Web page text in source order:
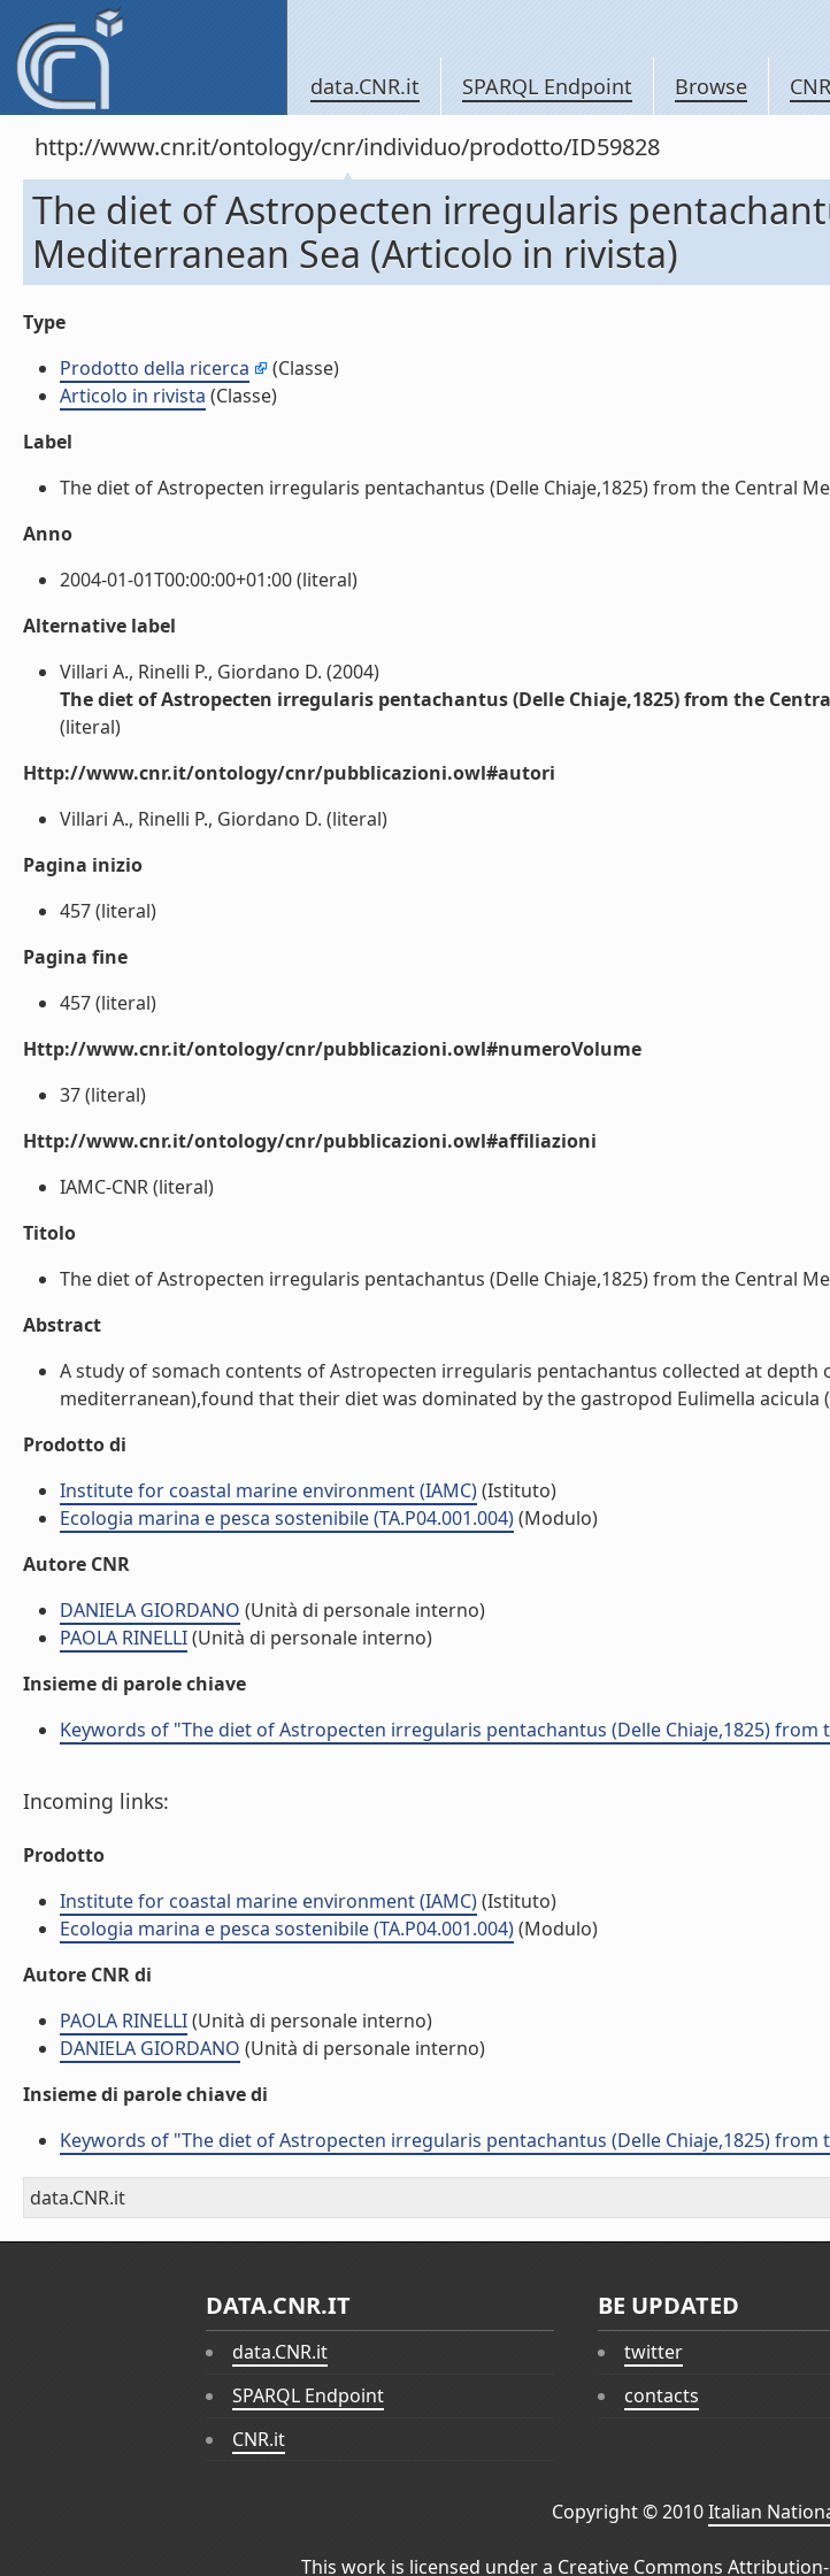
data.CNR.it SPARQL Endpoint Browse
http://www.cnr.it/ontology/cnr/individuo/prodotto/ID59828
The diet of Astropecten irregularis
Mediterranean Sea (Articolo in rivista)
Type
Prodotto della ricerca
(Classe)
Articolo in rivista (Classe)
Label
The diet of Astropecten irregularis pentachantus (Delle Chiaje,1825) from the Central
Anno
2004-01-01T00:00:00+01:00 (literal)
Alternative label
Villari A., Rinelli P., Giordano D. (2004)
The diet of Astropecten irregularis pentachantus (Delle Chiaje,1825) from the
(literal)
Http://www.cnr.it/ontology/cnr/pubblicazioni.owl#autori
Villari A., Rinelli P., Giordano D. (literal)
Pagina inizio
457 (literal)
Pagina fine
457 (literal)
Http://www.cnr.it/ontology/cnr/pubblicazioni.owl#numeroVolume
37 (literal)
Http://www.cnr.it/ontology/cnr/pubblicazioni.owl#affiliazioni
IAMC-CNR (literal)
Titolo
The diet of Astropecten irregularis pentachantus (Delle Chiaje,1825) from the Central
Abstract
A study of somach contents of Astropecten irregularis pentachantus collected at
mediterranean),found that their diet was dominated by the gastropod Eulimella acicula
Prodotto di
Institute for coastal marine environment (IAMC)(Istituto)
Ecologia marina e pesca sostenibile (TA.P04.001.004)(Modulo)
Autore CNR
DANIELA GIORDANO (Unità di personale interno)
PAOLA RINELLI(Unità di personale interno)
Insieme di parole chiave
Keywords of "The diet of Astropecten irregularis pentachantus (Delle Chiaje,1825) from
Incoming links:
Prodotto
Institute for coastal marine environment (IAMC)(Istituto)
Ecologia marina e pesca sostenibile (TA.P04.001.004)(Modulo)
Autore CNR di
PAOLA RINELLI(Unità di personale interno)
DANIELA GIORDANO (Unità di personale interno)
Insieme di parole chiave di
Keywords of "The diet of Astropecten irregularis pentachantus (Delle Chiaje,1825) from
data.CNR.it
DATA.CNR.IT
data.CNR.it
SPARQL Endpoint
CNR.it
BE UPDATED
twitter
contacts
Copyright © 2010Italian
This work is licensed under a Creative Commons